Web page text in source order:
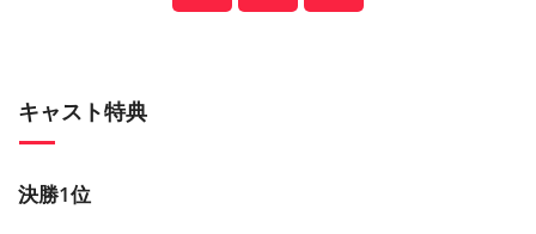
キャスト特典
決勝1位